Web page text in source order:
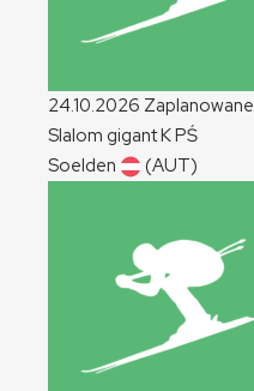
24.10.2026 Zaplanowane
Slalom gigantKPŚ
Soelden
(AUT)